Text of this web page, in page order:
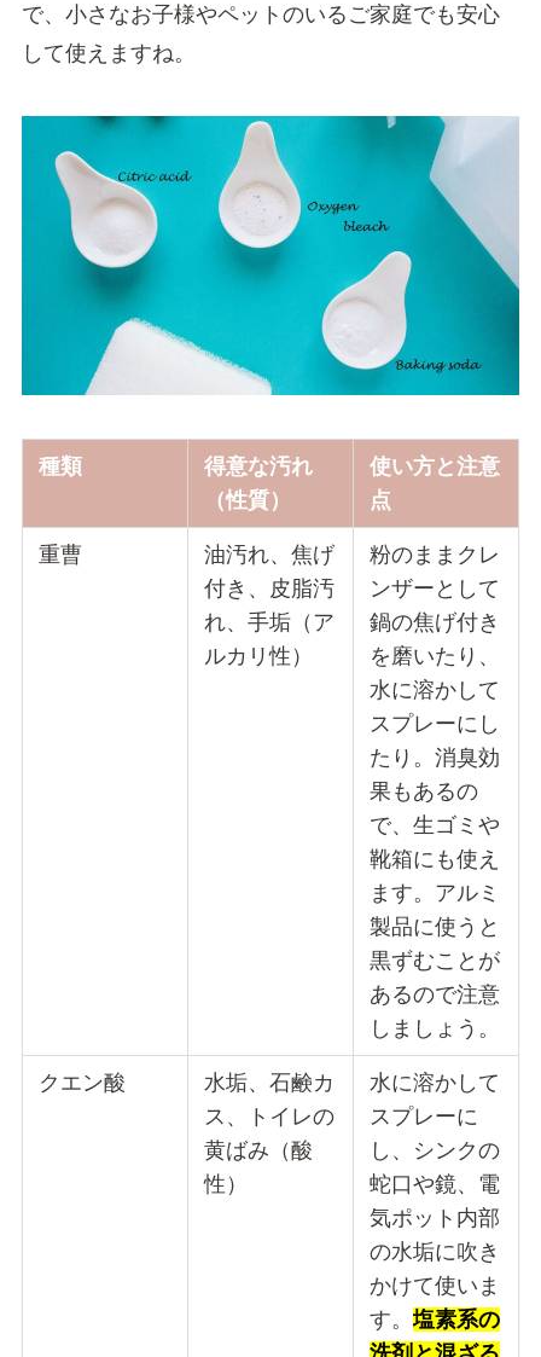
で、小さなお子様やペットのいるご家庭でも安心
して使えますね。
種類
得意な汚れ
（性質）
使い方と注意
点
重曹
油汚れ、焦げ
付き、皮脂汚
れ、手垢（ア
ルカリ性）
粉のままクレ
ンザーとして
鍋の焦げ付き
を磨いたり、
水に溶かして
スプレーにし
たり。消臭効
果もあるの
で、生ゴミや
靴箱にも使え
ます。アルミ
製品に使うと
黒ずむことが
あるので注意
しましょう。
クエン酸
水垢、石鹸カ
ス、トイレの
黄ばみ（酸
性）
水に溶かして
スプレーに
し、シンクの
蛇口や鏡、電
気ポット内部
の水垢に吹き
かけて使いま
す。塩素系の